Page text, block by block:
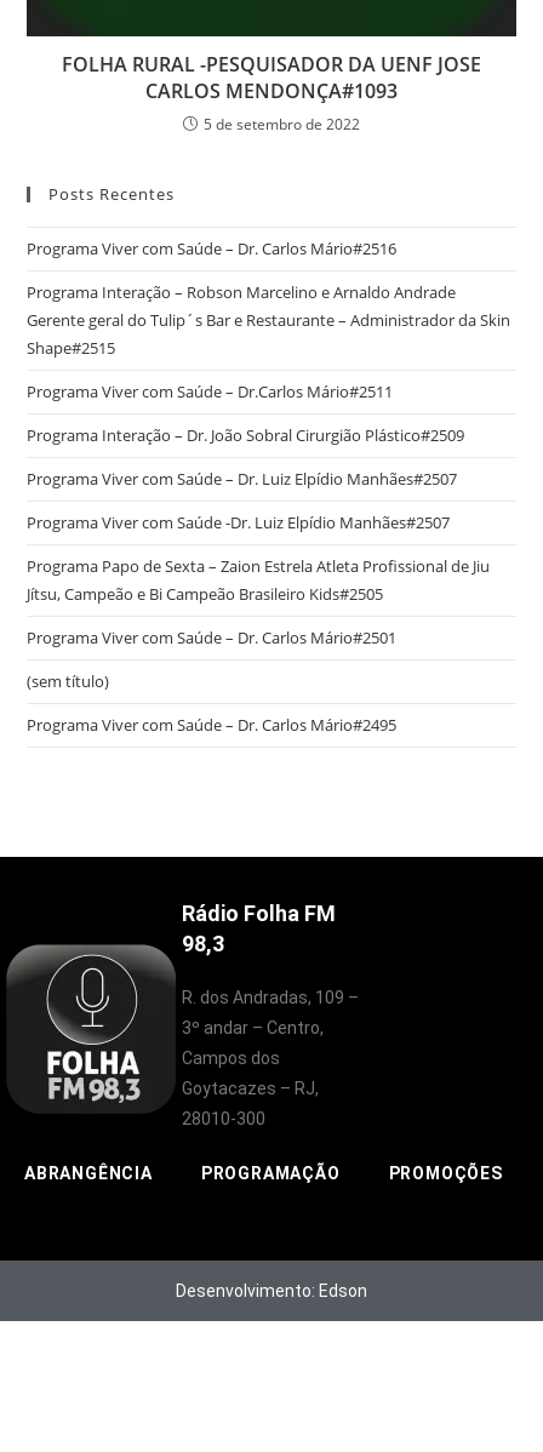
FOLHA RURAL -PESQUISADOR DA UENF JOSE
CARLOS MENDONÇA#1093
5 de setembro de 2022
Posts Recentes
Programa Viver com Saúde – Dr. Carlos Mário#2516
Programa Interação – Robson Marcelino e Arnaldo Andrade
Gerente geral do Tulip´s Bar e Restaurante – Administrador da Skin
Shape#2515
Programa Viver com Saúde – Dr.Carlos Mário#2511
Programa Interação – Dr. João Sobral Cirurgião Plástico#2509
Programa Viver com Saúde – Dr. Luiz Elpídio Manhães#2507
Programa Viver com Saúde -Dr. Luiz Elpídio Manhães#2507
Programa Papo de Sexta – Zaion Estrela Atleta Profissional de Jiu
Jítsu, Campeão e Bi Campeão Brasileiro Kids#2505
Programa Viver com Saúde – Dr. Carlos Mário#2501
(sem título)
Programa Viver com Saúde – Dr. Carlos Mário#2495
Rádio Folha FM
98,3
R. dos Andradas, 109 –
3º andar – Centro,
Campos dos
Goytacazes – RJ,
28010-300
ABRANGÊNCIA PROGRAMAÇÃO PROMOÇÕES
Desenvolvimento: Edson